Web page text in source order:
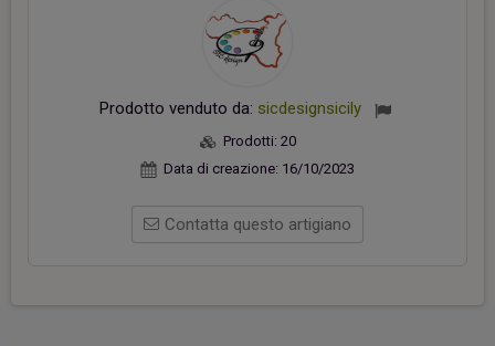
Prodotto venduto da: sicdesignsicily
Prodotti: 20
Data di creazione: 16/10/2023
Contatta questo artigiano